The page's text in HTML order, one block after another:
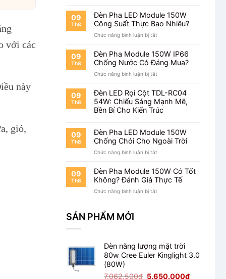
với các
này
gió,
Pha
Module
150W
Sản
Xuất
09
Th8
Đèn Pha LED Module 150W
Công Suất Thực Bao Nhiêu?
Chức năng bình luận bị tắt
Pha
LED
Module
Suất
Thực
Bao
09
Th8
Đèn Pha Module 150W IP66
Chống Nước Có Đáng Mua?
Chức năng bình luận bị tắt
Pha
Module
150W
IP66
Nước
Có
Đáng
09
Th8
Đèn LED Rọi Cột TDL-RC04
54W: Chiếu Sáng Mạnh Mẽ,
Bền Bỉ Cho Kiến Trúc
09
Th8
Đèn Pha LED Module 150W
Chống Chói Cho Ngoài Trời
Chức năng bình luận bị tắt
Pha
LED
Module
09
Th8
Đèn Pha Module 150W Có Tốt
Không? Đánh Giá Thực Tế
Chức năng bình luận bị tắt
Không?
Đánh
SẢN PHẨM MỚI
Đèn năng lượng mặt trời
80w Cree Euler Kinglight 3.0
(80W)
7.062.500₫ Giá
5.650.000₫Giá